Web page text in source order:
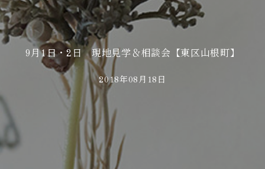
9月1日・2日 現地見学＆相談会【東区山根町】
2018年08月18日